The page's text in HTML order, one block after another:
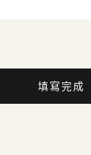
填寫完成